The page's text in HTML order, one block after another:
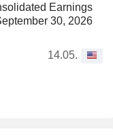
Earnings
30, 2026
14.05.